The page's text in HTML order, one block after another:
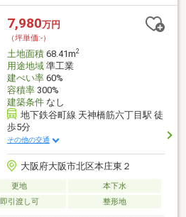
7,980万円
（坪単価:-）
土地面積68.41m2
用途地域準工業
建ぺい率60%
容積率300%
建築条件なし
地下鉄谷町線 天神橋筋六丁目駅 徒
歩5分
その他の交通
大阪府大阪市北区本庄東２
更地
本下水
即引渡し可 整形地